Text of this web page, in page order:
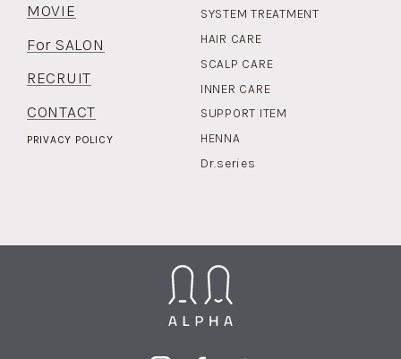
SYSTEM TREATMENT
HAIR CARE
SCALP CARE
INNER CARE
SUPPORT ITEM
HENNA
Dr.series
MOVIE
For SALON
RECRUIT
CONTACT
PRIVACY POLICY